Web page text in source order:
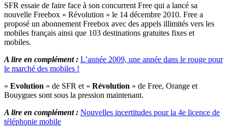
SFR essaie de faire face à son concurrent Free qui a lancé sa
nouvelle Freebox « Révolution » le 14 décembre 2010. Free a
proposé un abonnement Freebox avec des appels illimités vers les
mobiles français ainsi que 103 destinations gratuites fixes et
mobiles.
A lire en complément : L’année 2009, une année dans le rouge pour
le marché des mobiles !
« Evolution » de SFR et « Révolution » de Free, Orange et
Bouygues sont sous la pression maintenant.
A lire en complément : Nouvelles incertitudes pour la 4e licence de
téléphonie mobile